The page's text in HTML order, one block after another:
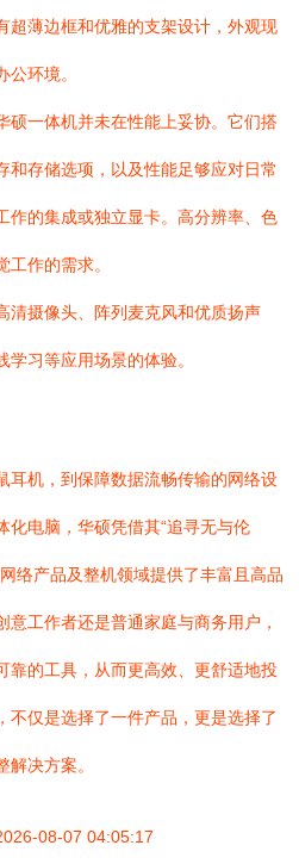
超薄边框和优雅的支架设计，外观现
环境。
硕一体机并未在性能上妥协。它们搭
和存储选项，以及性能足够应对日常
作的集成或独立显卡。高分辨率、色
作的需求。
清摄像头、阵列麦克风和优质扬声
习等应用场景的体验。
耳机，到保障数据流畅传输的网络设
化电脑，华硕凭借其“追寻无与伦
络产品及整机领域提供了丰富且高品
意工作者还是普通家庭与商务用户，
靠的工具，从而更高效、更舒适地投
不仅是选择了一件产品，更是选择了
决方案。
08-07 04:05:17